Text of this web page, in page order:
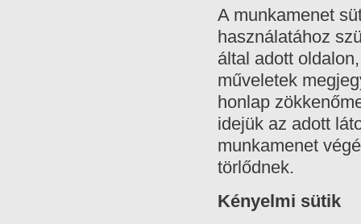
A munkamenet
használatához
által adott
műveletek
honlap
idejük az adott
munkamenet
törlődnek.
Kényelmi sütik